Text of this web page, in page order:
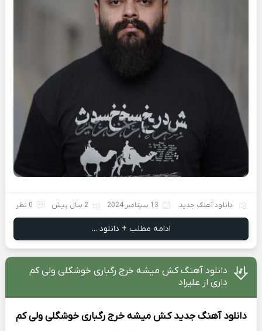
دانلود آهنگ جدید 13 سپتامبر 2024 2 سال پیش 0 نظر
ادامه مطلب + دانلود ...
دانلود آهنگ کش میشه خرج رگباری خوشگلی ولی کم
داری از علیراد
دانلود آهنگ جدید کش میشه خرج رگباری خوشگلی ولی کم